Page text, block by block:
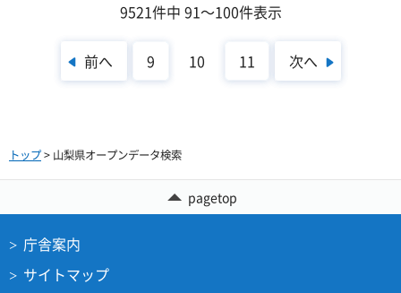
9521件中 91～100件表示
前へ 9 10 11 次へ
トップ> 山梨県オープンデータ検索
pagetop
庁舎案内
サイトマップ